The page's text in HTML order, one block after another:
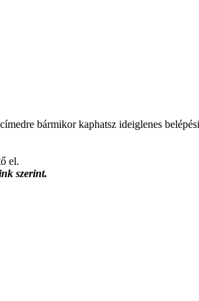
bármikor kaphatsz ideiglenes
el.
szerint.